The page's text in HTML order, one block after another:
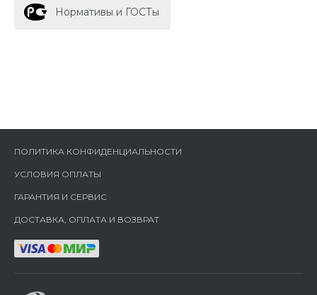
Нормативы и ГОСТы
ПОЛИТИКА КОНФИДЕНЦИАЛЬНОСТИ
УСЛОВИЯ ОПЛАТЫ
ГАРАНТИЯ И СЕРВИС
ДОСТАВКА, ОПЛАТА И ВОЗВРАТ